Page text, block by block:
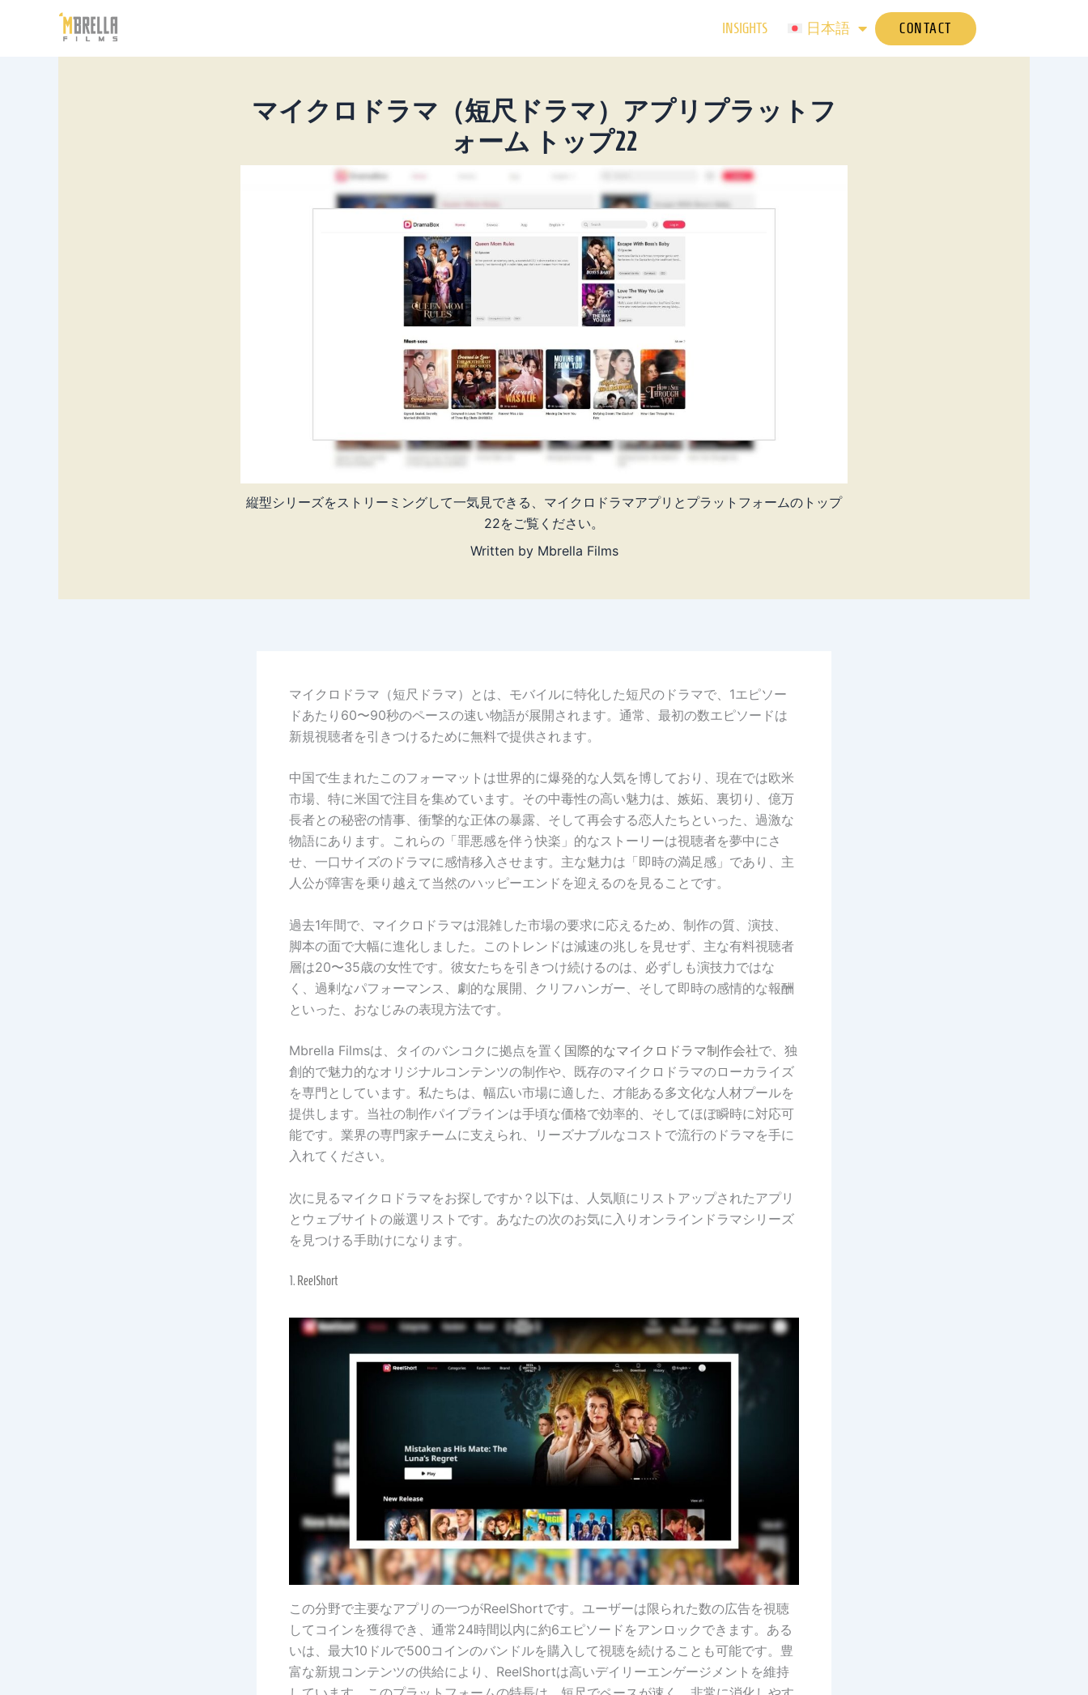
INSIGHTS 日本語 CONTACT
マイクロドラマ（短尺ドラマ）アプリプラットフ
ォーム トップ22
縦型シリーズをストリーミングして一気見できる、マイクロドラマアプリとプラットフォームのトップ
22をご覧ください。
Written by Mbrella Films
マイクロドラマ（短尺ドラマ）とは、モバイルに特化した短尺のドラマで、1エピソー
ドあたり60〜90秒のペースの速い物語が展開されます。通常、最初の数エピソードは
新規視聴者を引きつけるために無料で提供されます。
中国で生まれたこのフォーマットは世界的に爆発的な人気を博しており、現在では欧米
市場、特に米国で注目を集めています。その中毒性の高い魅力は、嫉妬、裏切り、億万
長者との秘密の情事、衝撃的な正体の暴露、そして再会する恋人たちといった、過激な
物語にあります。これらの「罪悪感を伴う快楽」的なストーリーは視聴者を夢中にさ
せ、一口サイズのドラマに感情移入させます。主な魅力は「即時の満足感」であり、主
人公が障害を乗り越えて当然のハッピーエンドを迎えるのを見ることです。
過去1年間で、マイクロドラマは混雑した市場の要求に応えるため、制作の質、演技、
脚本の面で大幅に進化しました。このトレンドは減速の兆しを見せず、主な有料視聴者
層は20〜35歳の女性です。彼女たちを引きつけ続けるのは、必ずしも演技力ではな
く、過剰なパフォーマンス、劇的な展開、クリフハンガー、そして即時の感情的な報酬
といった、おなじみの表現方法です。
Mbrella Filmsは、タイのバンコクに拠点を置く 国際的なマイクロドラマ制作会社で、独
創的で魅力的なオリジナルコンテンツの制作や、既存のマイクロドラマのローカライズ
を専門としています。私たちは、幅広い市場に適した、才能ある多文化な人材プールを
提供します。当社の制作パイプラインは手頃な価格で効率的、そしてほぼ瞬時に対応可
能です。業界の専門家チームに支えられ、リーズナブルなコストで流行のドラマを手に
入れてください。
次に見るマイクロドラマをお探しですか？以下は、人気順にリストアップされたアプリ
とウェブサイトの厳選リストです。あなたの次のお気に入りオンラインドラマシリーズ
を見つける手助けになります。
1. ReelShort
この分野で主要なアプリの一つがReelShortです。ユーザーは限られた数の広告を視聴
してコインを獲得でき、通常24時間以内に約6エピソードをアンロックできます。ある
いは、最大10ドルで500コインのバンドルを購入して視聴を続けることも可能です。豊
富な新規コンテンツの供給により、ReelShortは高いデイリーエンゲージメントを維持